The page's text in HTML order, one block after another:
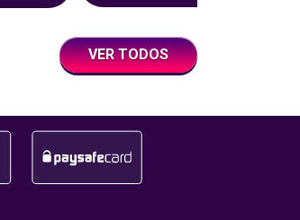
con un giro a la semana con
premios en efectivo y
VER TODOS